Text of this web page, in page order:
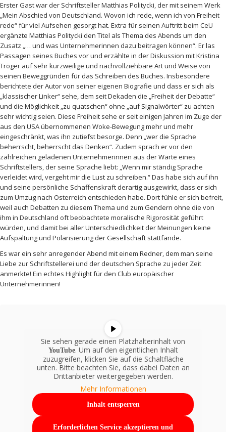
Erster Gast war der Schriftsteller Matthias Politycki, der mit seinem Werk
„Mein Abschied von Deutschland. Wovon ich rede, wenn ich von Freiheit
rede“ für viel Aufsehen gesorgt hat. Extra für seinen Auftritt beim CeU
ergänzte Matthias Politycki den Titel als Thema des Abends um den
Zusatz „… und was Unternehmerinnen dazu beitragen können“. Er las
Passagen seines Buches vor und erzählte in der Diskussion mit Kristina
Tröger auf sehr kurzweilige und nachvollziehbare Art und Weise von
seinen Beweggründen für das Schreiben des Buches. Insbesondere
berichtete der Autor von seiner eigenen Biografie und dass er sich als
„klassischer Linker“ sehe, dem seit Dekaden die „Freiheit der Debatte“
und die Möglichkeit „zu quatschen“ ohne „auf Signalwörter“ zu achten
sehr wichtig seien. Diese Freiheit sehe er seit einigen Jahren im Zuge der
aus den USA übernommenen Woke-Bewegung mehr und mehr
eingeschränkt, was ihn zutiefst besorge. Denn „wer die Sprache
beherrscht, beherrscht das Denken“. Zudem sprach er vor den
zahlreichen geladenen Unternehmerinnen aus der Warte eines
Schriftstellers, der seine Sprache liebt: „Wenn mir ständig Sprache
verleidet wird, vergeht mir die Lust zu schreiben.“ Das habe sich auf ihn
und seine persönliche Schaffenskraft derartig ausgewirkt, dass er sich
zum Umzug nach Österreich entschieden habe. Dort fühle er sich befreit,
weil auch Debatten zu diesem Thema und zum Gendern ohne die von
ihm in Deutschland oft beobachtete moralische Rigorosität geführt
würden, und damit bei aller Unterschiedlichkeit der Meinungen keine
Aufspaltung und Polarisierung der Gesellschaft stattfände.
Es war ein sehr anregender Abend mit einem Redner, dem man seine
Liebe zur Schriftstellerei und der deutschen Sprache zu jeder Zeit
anmerkte! Ein echtes Highlight für den Club europäischer
Unternehmerinnen!
Sie sehen gerade einen Platzhalterinhalt von
YouTube. Um auf den eigentlichen Inhalt
zuzugreifen, klicken Sie auf die Schaltfläche
unten. Bitte beachten Sie, dass dabei Daten an
Drittanbieter weitergegeben werden.
Mehr Informationen
Inhalt entsperren
Erforderlichen Service akzeptieren und